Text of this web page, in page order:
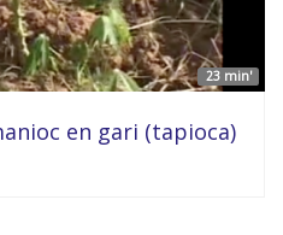
23 min'
en gari (tapioca)